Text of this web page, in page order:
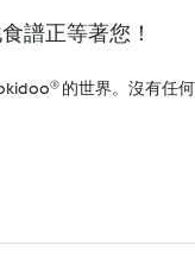
譜正等著您！
的世界。沒有任何